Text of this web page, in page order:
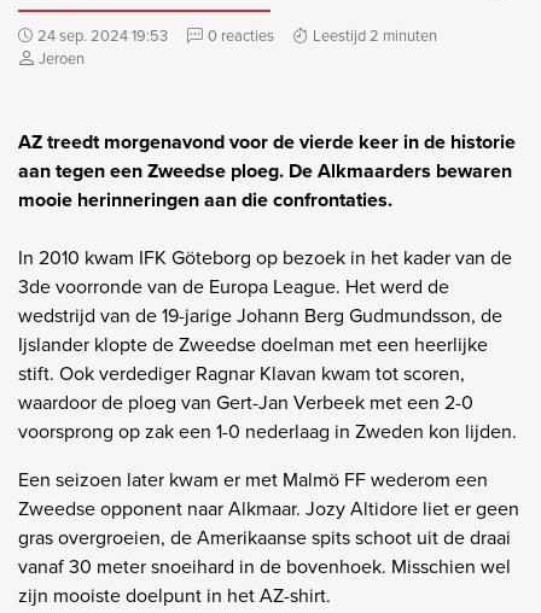
24 sep. 2024 19:53 0 reacties
Leestijd 2 minuten
Jeroen
AZ treedt morgenavond voor de vierde keer in de historie
aan tegen een Zweedse ploeg. De Alkmaarders bewaren
mooie herinneringen aan die confrontaties.
In 2010 kwam IFK Göteborg op bezoek in het kader van de
3de voorronde van de Europa League. Het werd de
wedstrijd van de 19-jarige Johann Berg Gudmundsson, de
Ijslander klopte de Zweedse doelman met een heerlijke
stift. Ook verdediger Ragnar Klavan kwam tot scoren,
waardoor de ploeg van Gert-Jan Verbeek met een 2-0
voorsprong op zak een 1-0 nederlaag in Zweden kon lijden.
Een seizoen later kwam er met Malmö FF wederom een
Zweedse opponent naar Alkmaar. Jozy Altidore liet er geen
gras overgroeien, de Amerikaanse spits schoot uit de draai
vanaf 30 meter snoeihard in de bovenhoek. Misschien wel
zijn mooiste doelpunt in het AZ-shirt.